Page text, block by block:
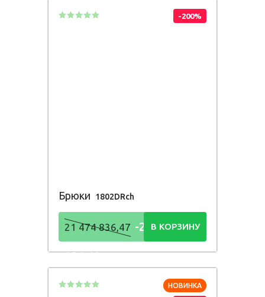
-200%
Брюки 1802DRch
21 474 836,47 -21 474
836,48Р
В КОРЗИНУ
НОВИНКА